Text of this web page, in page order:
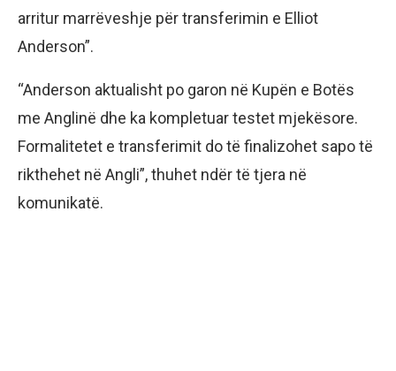
arritur marrëveshje për transferimin e Elliot
Anderson”.
“Anderson aktualisht po garon në Kupën e Botës
me Anglinë dhe ka kompletuar testet mjekësore.
Formalitetet e transferimit do të finalizohet sapo të
rikthehet në Angli”, thuhet ndër të tjera në
komunikatë.